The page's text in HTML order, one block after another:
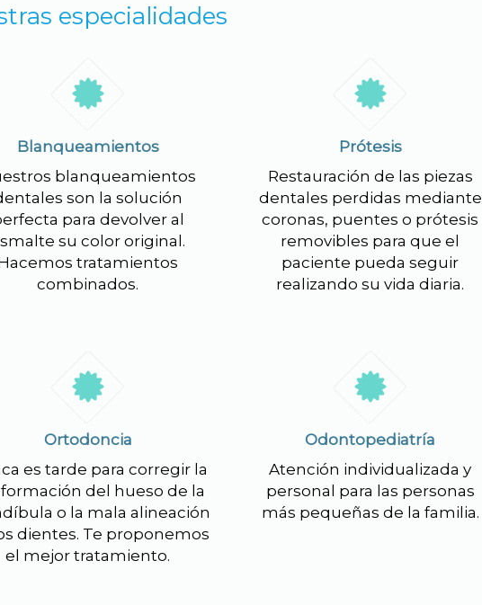
especialidades
Blanqueamientos
blanqueamientos
son la solución
para devolver al
su color original.
tratamientos
combinados.
Prótesis
Restauración de las piezas
dentales perdidas mediante
coronas, puentes o prótesis
removibles para que el
paciente pueda seguir
realizando su vida diaria.
Ortodoncia
es tarde para corregir la
del hueso de la
o la mala alineación
dientes. Te proponemos
el mejor tratamiento.
Odontopediatría
Atención individualizada y
personal para las personas
más pequeñas de la familia.